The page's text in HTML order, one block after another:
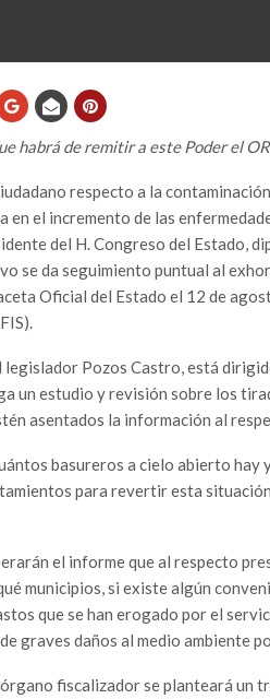
habrá de remitir a este Poder el
respecto a la
en el incremento de las
del H. Congreso del Estado,
se da seguimiento puntual al
Oficial del Estado el 12 de
Pozos Castro, está
un estudio y revisión sobre los
asentados la información al
basureros a cielo abierto hay
para revertir esta
el informe que al respecto
municipios, si existe algún
que se han erogado por el
graves daños al medio ambiente
fiscalizador se planteará un